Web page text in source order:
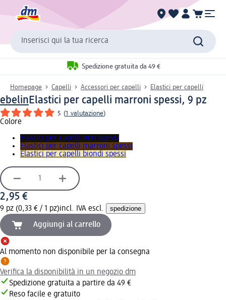
Inserisci qui la tua ricerca
Spedizione gratuita da 49 €
Homepage Capelli Accessori per capelli Elastici per capelli
ebelinElastici per capelli marroni spessi, 9 pz
5 (1 valutazione)
Colore
Elastici per capelli neri spessi
Elastici per capelli marroni spessi
Elastici per capelli biondi spessi
2,95 €
9 pz (0,33 € / 1 pz)incl. IVA escl. spedizione
Aggiungi al carrello
Al momento non disponibile per la consegna
Verifica la disponibilità in un negozio dm
Spedizione gratuita a partire da 49 €
Reso facile e gratuito